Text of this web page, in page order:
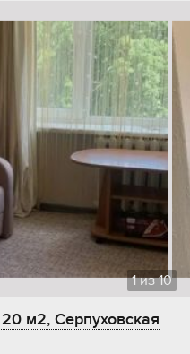
1из10
м2, Серпуховская